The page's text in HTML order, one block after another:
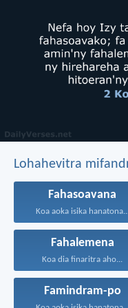
Lohahevitra
Fahasoavana
Koa aoka isika
Fahalemena
Koa dia finaritra aho...
Famindram-po